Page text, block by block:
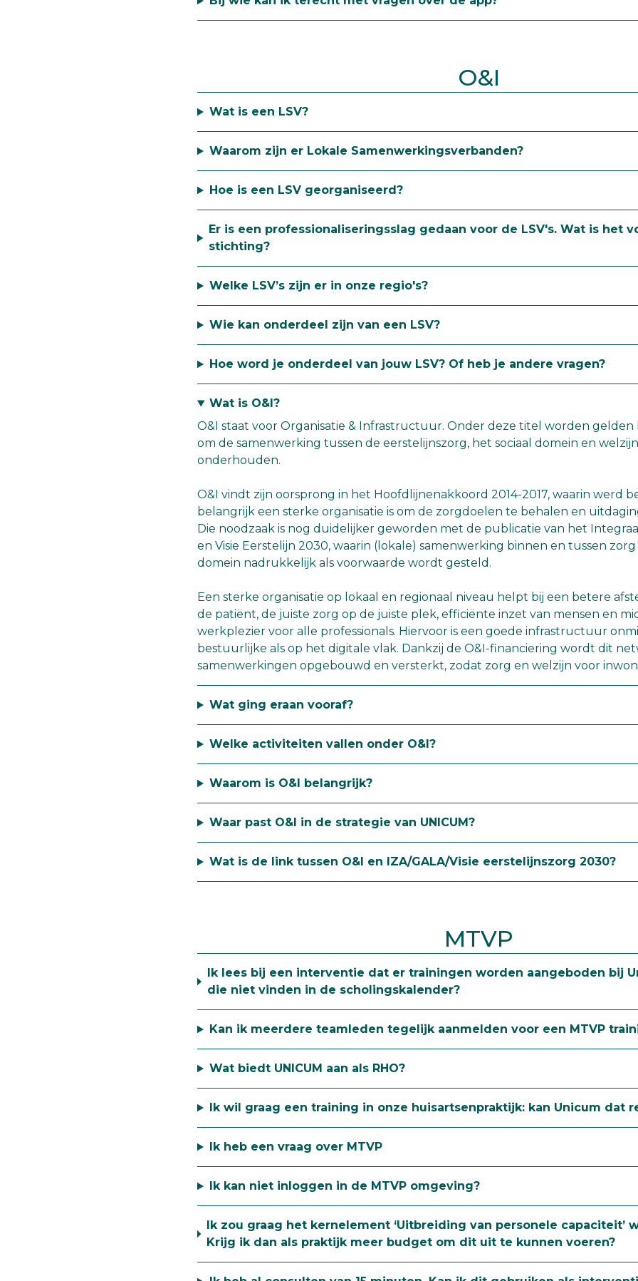
O&I
Wat is een LSV?
Waarom zijn er Lokale Samenwerkingsverbanden?
Hoe is een LSV georganiseerd?
Er is een professionaliseringsslag gedaan voor de LSV's. Wat is het
stichting?
Welke LSV’s zijn er in onze regio's?
Wie kan onderdeel zijn van een LSV?
Hoe word je onderdeel van jouw LSV? Of heb je andere vragen?
Wat is O&I?
O&I staat voor Organisatie & Infrastructuur. Onder deze titel worden gelden
om de samenwerking tussen de eerstelijnszorg, het sociaal domein en
onderhouden.
O&I vindt zijn oorsprong in het Hoofdlijnenakkoord 2014-2017, waarin werd
belangrijk een sterke organisatie is om de zorgdoelen te behalen en
Die noodzaak is nog duidelijker geworden met de publicatie van het
en Visie Eerstelijn 2030, waarin (lokale) samenwerking binnen en tussen zorg
domein nadrukkelijk als voorwaarde wordt gesteld.
Een sterke organisatie op lokaal en regionaal niveau helpt bij een betere
de patiënt, de juiste zorg op de juiste plek, efficiënte inzet van mensen en
werkplezier voor alle professionals. Hiervoor is een goede infrastructuur
bestuurlijke als op het digitale vlak. Dankzij de O&I-financiering wordt dit
samenwerkingen opgebouwd en versterkt, zodat zorg en welzijn voor
Wat ging eraan vooraf?
Welke activiteiten vallen onder O&I?
Waarom is O&I belangrijk?
Waar past O&I in de strategie van UNICUM?
Wat is de link tussen O&I en IZA/GALA/Visie eerstelijnszorg 2030?
MTVP
Ik lees bij een interventie dat er trainingen worden aangeboden bij
die niet vinden in de scholingskalender?
Kan ik meerdere teamleden tegelijk aanmelden voor een MTVP
Wat biedt UNICUM aan als RHO?
Ik wil graag een training in onze huisartsenpraktijk: kan Unicum dat
Ik heb een vraag over MTVP
Ik kan niet inloggen in de MTVP omgeving?
Ik zou graag het kernelement ‘Uitbreiding van personele capaciteit’
Krijg ik dan als praktijk meer budget om dit uit te kunnen voeren?